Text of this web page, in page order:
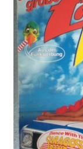
Listă produse
Oferta lunii
Contul meu
Blog